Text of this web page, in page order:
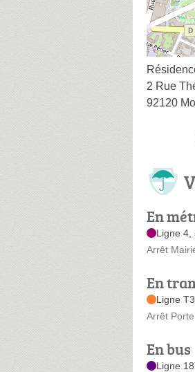
2 Rue
92120
En
Ligne 4,
Arrêt
En
Ligne
Arrêt
En bus
Ligne